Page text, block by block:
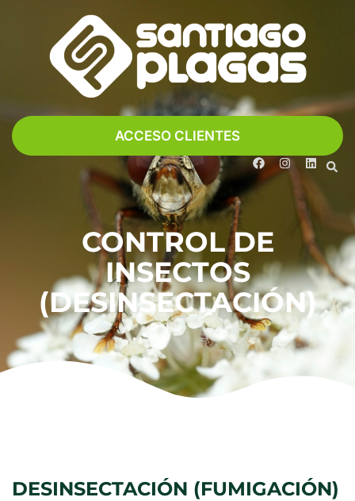
ACCESO CLIENTES
CONTROL DE
INSECTOS
(DESINSECTACIÓN)
DESINSECTACIÓN (FUMIGACIÓN)